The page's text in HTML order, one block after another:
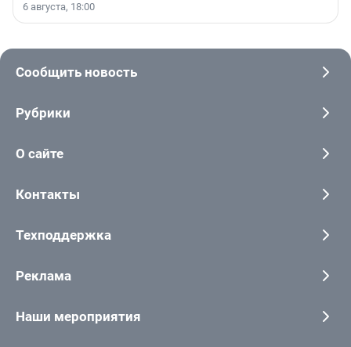
6 августа, 18:00
Сообщить новость
Рубрики
О сайте
Контакты
Техподдержка
Реклама
Наши мероприятия